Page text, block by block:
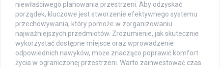
niewłaściwego planowania przestrzeni. Aby odzyskać
porządek, kluczowe jest stworzenie efektywnego systemu
przechowywania, który pomoże w zorganizowaniu
najważniejszych przedmiotów. Zrozumienie, jak skutecznie
wykorzystać dostępne miejsce oraz wprowadzenie
odpowiednich nawyków, może znacząco poprawić komfort
życia w ograniczonej przestrzeni. Warto zainwestować czas